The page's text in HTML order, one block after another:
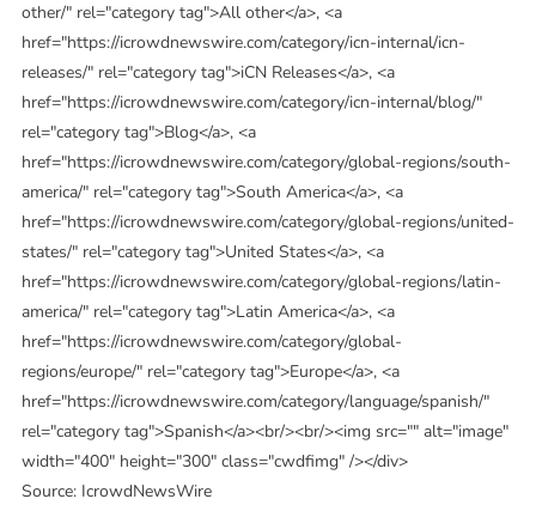
other/" rel="category tag">All other</a>, <a
href="https://icrowdnewswire.com/category/icn-internal/icn-
releases/" rel="category tag">iCN Releases</a>, <a
href="https://icrowdnewswire.com/category/icn-internal/blog/"
rel="category tag">Blog</a>, <a
href="https://icrowdnewswire.com/category/global-regions/south-
america/" rel="category tag">South America</a>, <a
href="https://icrowdnewswire.com/category/global-regions/united-
states/" rel="category tag">United States</a>, <a
href="https://icrowdnewswire.com/category/global-regions/latin-
america/" rel="category tag">Latin America</a>, <a
href="https://icrowdnewswire.com/category/global-
regions/europe/" rel="category tag">Europe</a>, <a
href="https://icrowdnewswire.com/category/language/spanish/"
rel="category tag">Spanish</a><br/><br/><img src="" alt="image"
width="400" height="300" class="cwdfimg" /></div>
Source: IcrowdNewsWire